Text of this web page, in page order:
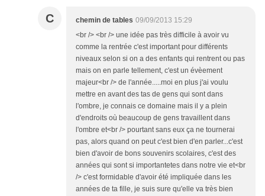
C chemin de tables 09/09/2013 15:29
<br /> <br /> une idée pas très difficile à avoir vu
comme la rentrée c'est important pour différents
niveaux selon si on a des enfants qui rentrent ou pas
mais on en parle tellement, c'est un évèement
majeur<br /> de l'année.....moi en plus j'ai voulu
mettre en avant des tas de gens qui sont dans
l'ombre, je connais ce domaine mais il y a plein
d'endroits où beaucoup de gens travaillent dans
l'ombre et<br /> pourtant sans eux ça ne tournerai
pas, alors quand on peut c'est bien d'en parler...c'est
bien d'avoir de bons souvenirs scolaires, c'est des
années qui sont si importantetes dans notre vie et<br
/> c'est formidable d'avoir été impliquée dans les
années de ta fille, je suis sure qu'elle va très bien